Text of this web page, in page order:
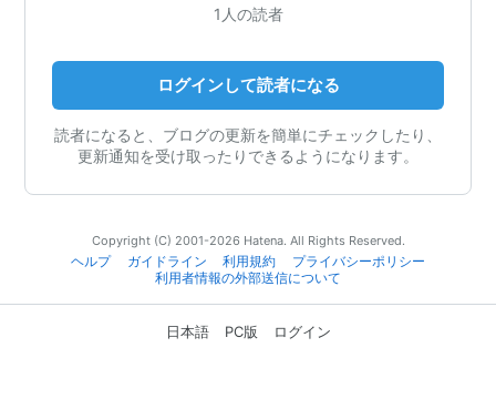
1人の読者
ログインして読者になる
読者になると、ブログの更新を簡単にチェックしたり、
更新通知を受け取ったりできるようになります。
Copyright (C) 2001-2026 Hatena. All Rights Reserved.
ヘルプ
ガイドライン 利用規約
プライバシーポリシー
利用者情報の外部送信について
日本語 PC版 ログイン